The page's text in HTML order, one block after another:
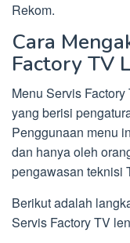
Rekom.
Cara
Factory TV
Menu Servis
yang berisi
Penggunaan menu
dan hanya oleh
pengawasan teknisi
Berikut adalah
Servis Factory TV